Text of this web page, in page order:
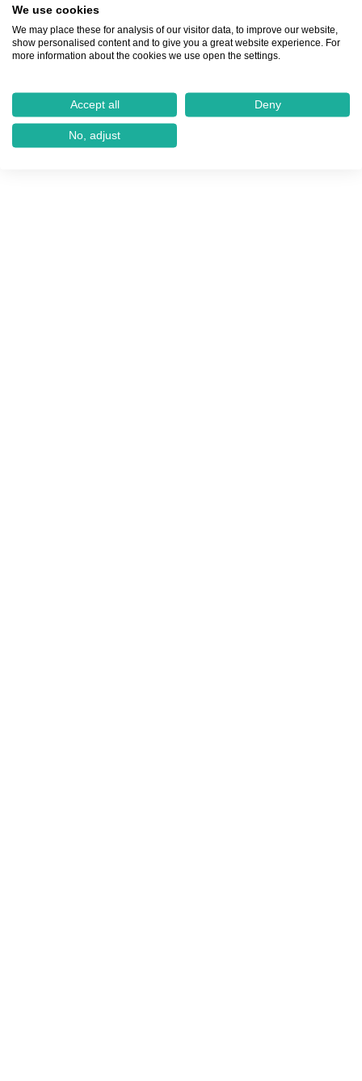
We use cookies
We may place these for analysis of our visitor data, to improve our website,
show personalised content and to give you a great website experience. For
more information about the cookies we use open the settings.
Accept all Deny
No, adjust